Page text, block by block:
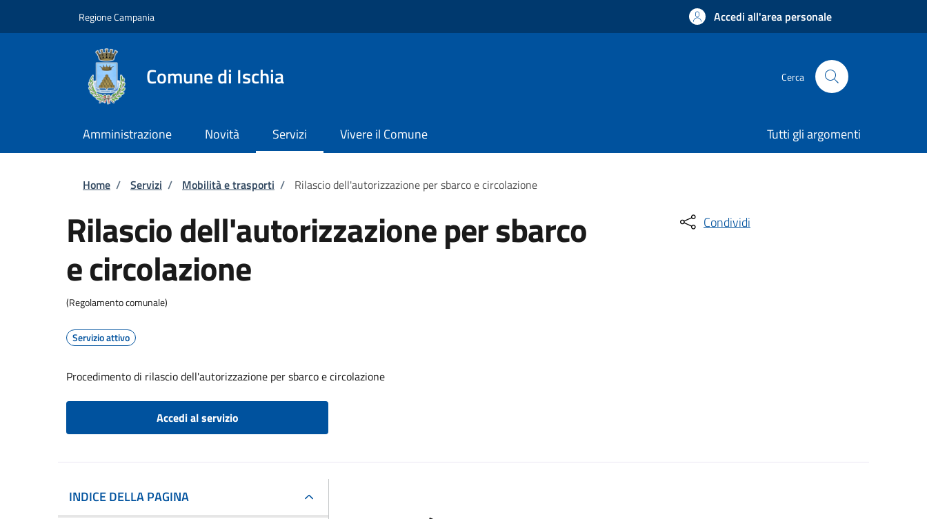
Regione Campania Accedi all'area personale
Comune di Ischia Cerca
Amministrazione Novità Servizi Vivere il Comune Tutti gli argomenti
Briciole di pane
Home / Servizi / Mobilità e trasporti / Rilascio dell'autorizzazione per sbarco e circolazione
Rilascio dell'autorizzazione per sbarco
e circolazione
(Regolamento comunale)
Servizio attivo
Procedimento di rilascio dell'autorizzazione per sbarco e circolazione
Accedi al servizio
Condividi
INDICE DELLA PAGINA